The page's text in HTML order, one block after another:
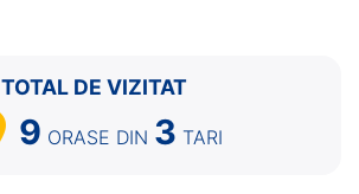
TOTAL DE VIZITAT
9 ORASE DIN 3 TARI